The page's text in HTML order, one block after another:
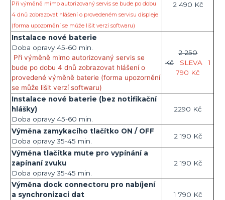
Při výměně mimo autorizovaný servis se bude po dobu
4 dnů zobrazovat hlášení o provedeném servisu displeje
(forma upozornění se může lišit verzí softwaru)
2 490 Kč
Instalace nové baterie
Doba opravy 45-60 min.
Při výměně mimo autorizovaný servis se
bude po dobu 4 dnů zobrazovat hlášení o
provedené výměně baterie (forma upozornění
se může lišit verzí softwaru)
2 250
Kč
SLEVA 1
790 Kč
Instalace nové baterie (bez notifikační
hlášky)
Doba opravy 45-60 min.
2290 Kč
Výměna zamykacího tlačítko ON / OFF
Doba opravy 35-45 min.
2 190 Kč
Výměna tlačítka mute pro vypínání a
zapínaní zvuku
Doba opravy 35-45 min.
2 190 Kč
Výměna dock connectoru pro nabíjení
a synchronizaci dat
1 790 Kč